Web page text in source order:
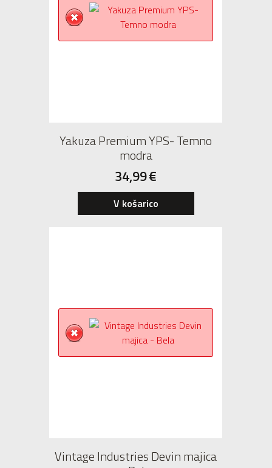
Yakuza Premium YPS- Temno
modra
34,99€
V košarico
Vintage Industries Devin majica